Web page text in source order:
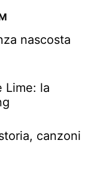
nascosta
Lime: la
canzoni